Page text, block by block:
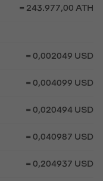
= 243.977,00 ATH
= 0,002049 USD
= 0,004099 USD
= 0,020494 USD
= 0,040987 USD
= 0,204937 USD